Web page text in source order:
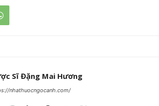
Sĩ Đặng Mai Hương
nhathuocngocanh.com/